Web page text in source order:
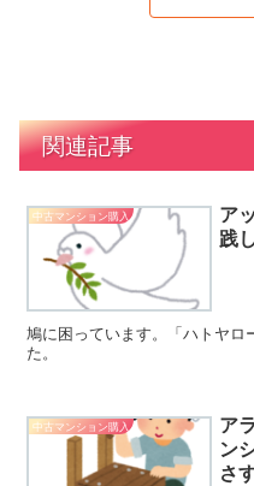
関連記事
中古マンション購入
ア
践
鳩に困っています。「ハトヤロ
た。
中古マンション購入
ア
ン
さ